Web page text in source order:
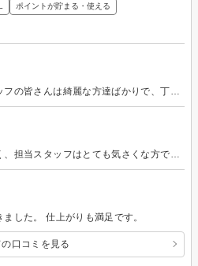
ポイントが貯まる・使える
した。 仕上がりも満足です。
口コミを見る